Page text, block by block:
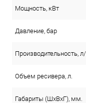
Мощность, кВт
Давление, бар
Производительность,
Объем ресивера, л.
Габариты (ШхВхГ), мм.